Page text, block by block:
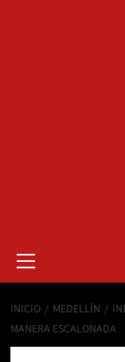
primario
INICIO MEDELLÍN
MANERA ESCALONADA